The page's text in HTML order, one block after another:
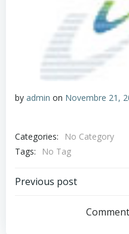
by admin on Novembre 21,
Categories:
No Category
Tags:
No Tag
articoli
Previous post